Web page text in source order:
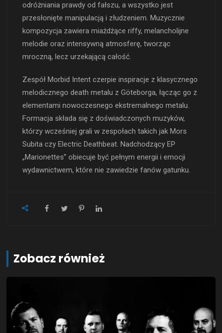
odróżniania prawdy od fałszu, a wszystko jest
przesłonięte manipulacją i złudzeniem. Muzycznie
kompozycja zawiera miażdżące riffy, melancholijne
melodie oraz intensywną atmosferę, tworząc
mroczną, lecz urzekającą całość.
Zespół Morbid Intent czerpie inspiracje z klasycznego
melodicznego death metalu z Göteborga, łącząc go z
elementami nowoczesnego ekstremalnego metalu.
Formacja składa się z doświadczonych muzyków,
którzy wcześniej grali w zespołach takich jak Mors
Subita czy Electric Deathbeat. Nadchodzący EP
„Marionettes” obiecuje być pełnym energii i emocji
wydawnictwem, które nie zawiedzie fanów gatunku.
Zobacz również